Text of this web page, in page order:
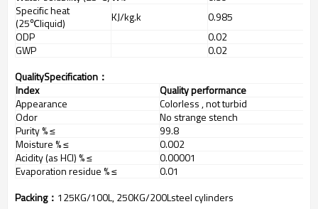
Specific heat
(25℃liquid) KJ/kg.k
0.985
ODP
0.02
GWP
0.02
QualitySpecification ：
Index
Quality performance
Appearance
Colorless , not turbid
Odor
No strange stench
Purity % ≤
99.8
Moisture % ≤
0.002
Acidity (as HCl) % ≤
0.00001
Evaporation residue % ≤
0.01
Packing： 125KG/100L, 250KG/200Lsteel cylinders